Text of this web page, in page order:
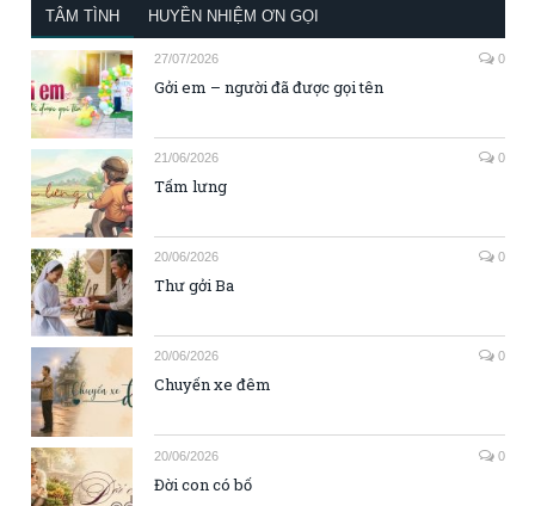
TÂM TÌNH HUYỀN NHIỆM ƠN GỌI
27/07/2026 0
Gởi em – người đã được gọi tên
21/06/2026 0
Tấm lưng
20/06/2026 0
Thư gởi Ba
20/06/2026 0
Chuyến xe đêm
20/06/2026 0
Đời con có bố